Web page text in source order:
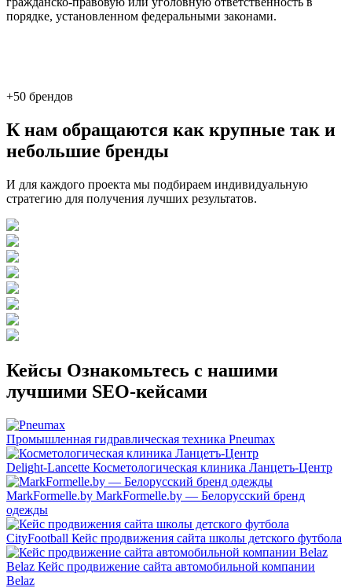
порядке, установленном федеральными законами.
+50 брендов
К нам обращаются как крупные так и
небольшие бренды
И для каждого проекта мы подбираем индивидуальную
стратегию для получения лучших результатов.
Кейсы Ознакомьтесь с нашими
лучшими SEO-кейсами
Промышленная гидравлическая техника Pneumax
Delight-Lancette Косметологическая клиника Ланцетъ-Центр
MarkFormelle.by MarkFormelle.by — Белорусский бренд
одежды
CityFootball Кейс продвижения сайта школы детского футбола
Belaz Кейс продвижение сайта автомобильной компании
Belaz